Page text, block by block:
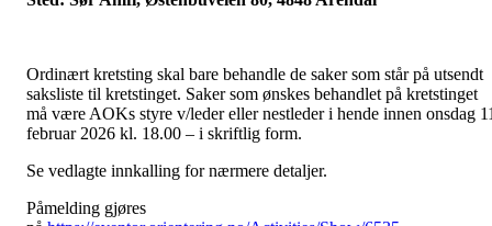
Ordinært kretsting skal bare behandle de saker som står på utsendt
saksliste til kretstinget. Saker som ønskes behandlet på kretstinget
må være AOKs styre v/leder eller nestleder i hende innen onsdag
februar 2026 kl. 18.00 – i skriftlig form.
Se vedlagte innkalling for nærmere detaljer.
Påmelding gjøres